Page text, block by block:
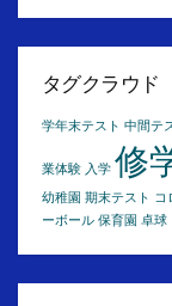
ア
イ
タグクラウド
学年末テスト 中間テ
業体験 入学 修
幼稚園 期末テスト コ
ーボール 保育園 卓球